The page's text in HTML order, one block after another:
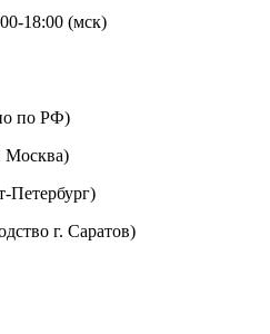
18:00 (мск)
по РФ)
Москва)
Петербург)
г. Саратов)